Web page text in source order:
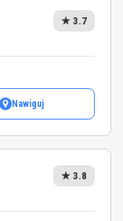
★ 3.7
Nawiguj
★ 3.8